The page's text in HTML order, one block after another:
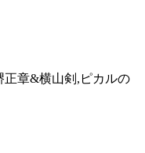
正章&横山剣,ピカルの